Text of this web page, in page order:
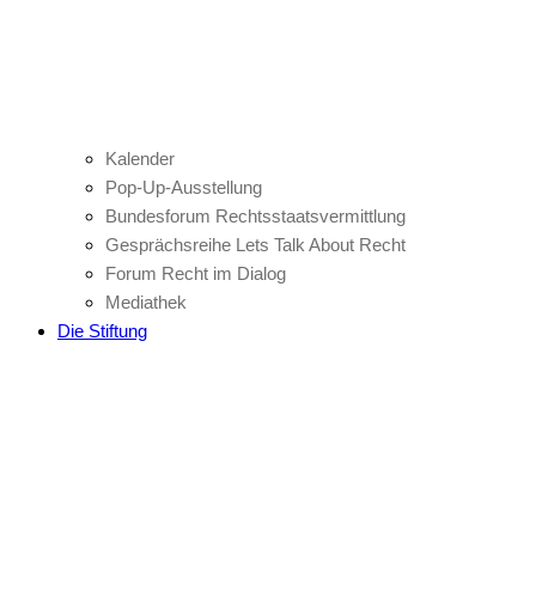
Kalender
Pop-Up-Ausstellung
Bundesforum Rechtsstaatsvermittlung
Gesprächsreihe Lets Talk About Recht
Forum Recht im Dialog
Mediathek
Die Stiftung